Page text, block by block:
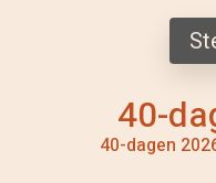
40-
40-dagen